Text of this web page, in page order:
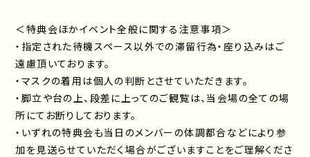
＜特典会ほかイベント全般に関する注意事項＞
・指定された待機スペース以外での滞留行為・座り込みはご
遠慮頂いております。
・マスクの着用は個人の判断とさせていただきます。
・脚立や台の上、段差に上ってのご観覧は、当会場の全ての場
所にてお断りしております。
・いずれの特典会も当日のメンバーの体調都合などにより参
加を見送らせていただく場合がございますことをご理解くださ